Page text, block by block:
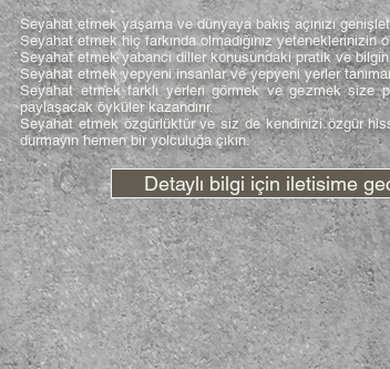
Seyahat etmek yaşama ve dünyaya bakış açınızı
Seyahat etmek hiç farkında olmadığınız yeteneklerinizin
Seyahat etmek yabancı diller konusundaki pratik ve
Seyahat etmek yepyeni insanlar ve yepyeni yerler
Seyahat etmek farklı yerleri görmek ve gezmek size
paylaşacak öyküler kazandırır.
Seyahat etmek özgürlüktür ve siz de kendinizi özgür
durmayın hemen bir yolculuğa çıkın.
Detaylı bilgi için iletisime